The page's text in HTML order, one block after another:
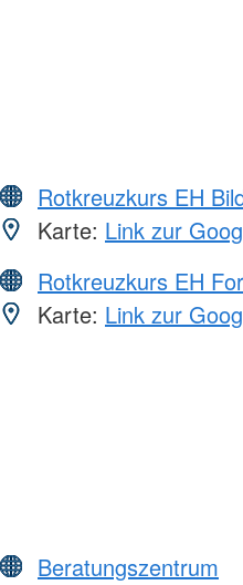
Rotkreuzkurs EH
Karte: Link zur
Rotkreuzkurs EH
Karte: Link zur
Beratungszentrum